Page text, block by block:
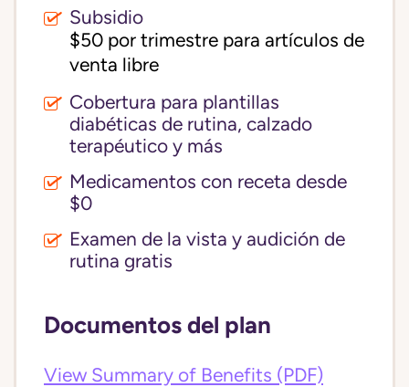
Subsidio
$50 por trimestre para artículos de
venta libre
Cobertura para plantillas
diabéticas de rutina, calzado
terapéutico y más
Medicamentos con receta desde
$0
Examen de la vista y audición de
rutina gratis
Documentos del plan
View Summary of Benefits (PDF)